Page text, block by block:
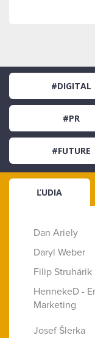
#DIGITAL
#PR
#FUTURE
ĽUDIA
Dan Ariely
Daryl Weber
Filip Struhárik
HennekeD -
Marketing
Josef Šlerka